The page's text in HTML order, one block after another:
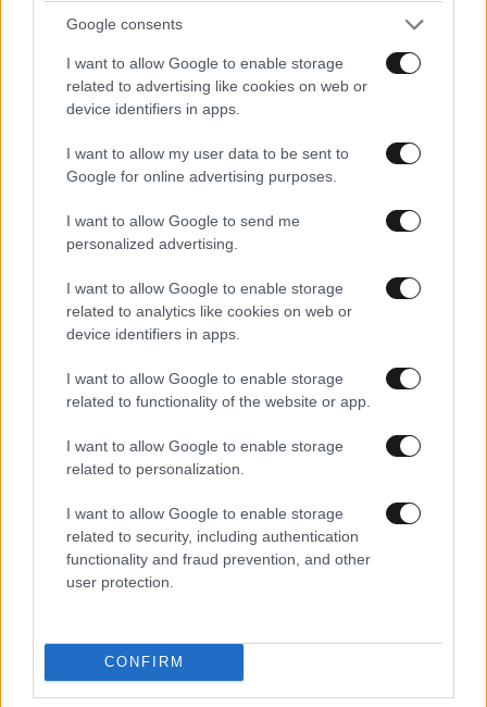
Google consents
I want to allow Google to enable storage
related to advertising like cookies on web or
device identifiers in apps.
I want to allow my user data to be sent to
Google for online advertising purposes.
I want to allow Google to send me
personalized advertising.
I want to allow Google to enable storage
related to analytics like cookies on web or
device identifiers in apps.
I want to allow Google to enable storage
related to functionality of the website or app.
I want to allow Google to enable storage
related to personalization.
I want to allow Google to enable storage
related to security, including authentication
functionality and fraud prevention, and other
user protection.
CONFIRM
Ακολουθήστε το NEWSBEAST
ΣΧΌΛΙΑ ΑΝΑΓΝΩΣΤΏΝ
ΠΡΟΣΘΕΣΤΕ ΤΟ ΣΧΟΛΙΟ ΣΑΣ